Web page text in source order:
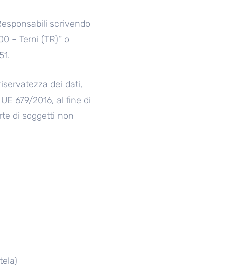
scrivendo
– Terni (TR)” o
dei dati,
679/2016, al fine di
di soggetti non